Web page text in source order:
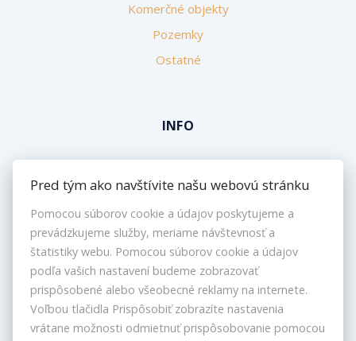
Komerčné objekty
Pozemky
Ostatné
INFO
Napíšte nám
Kontakt
Nastavenie cookies
Pred tým ako navštívite našu webovú stránku
Pomocou súborov cookie a údajov poskytujeme a
prevádzkujeme služby, meriame návštevnosť a
štatistiky webu. Pomocou súborov cookie a údajov
podľa vašich nastavení budeme zobrazovať
prispôsobené alebo všeobecné reklamy na internete.
Voľbou tlačidla Prispôsobiť zobrazíte nastavenia
vrátane možnosti odmietnuť prispôsobovanie pomocou